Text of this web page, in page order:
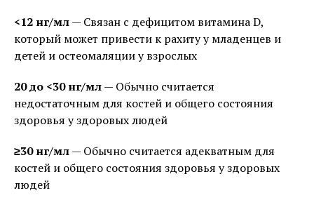
<12 нг/мл— Связан с дефицитом витамина D,
который может привести к рахиту у младенцев и
детей и остеомаляции у взрослых
20 до <30 нг/мл— Обычно считается
недостаточным для костей и общего состояния
здоровья у здоровых людей
≥30 нг/мл— Обычно считается адекватным для
костей и общего состояния здоровья у здоровых
людей